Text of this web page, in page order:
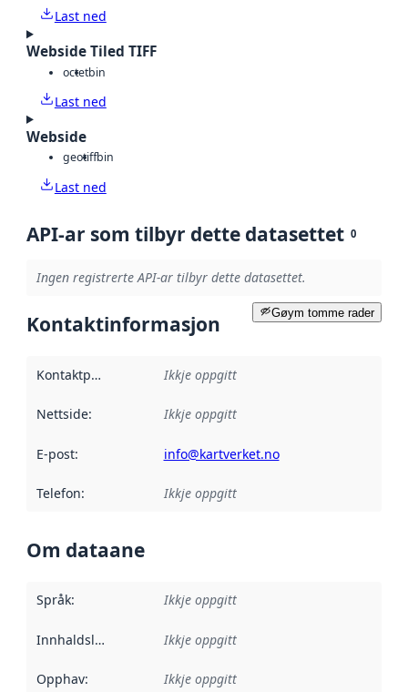
Last ned
Webside Tiled TIFF
octetbin
Last ned
Webside
geotiffbin
Last ned
API-ar som tilbyr dette datasettet 0
Ingen registrerte API-ar tilbyr dette datasettet.
Gøym tomme rader
Kontaktinformasjon
Kontaktpunkt Ikkje oppgitt
Nettside: Ikkje oppgitt
E-post: info@kartverket.no
Telefon: Ikkje oppgitt
Om dataane
Språk: Ikkje oppgitt
Innhaldsleverandørar :
Ikkje oppgitt
Opphav: Ikkje oppgitt